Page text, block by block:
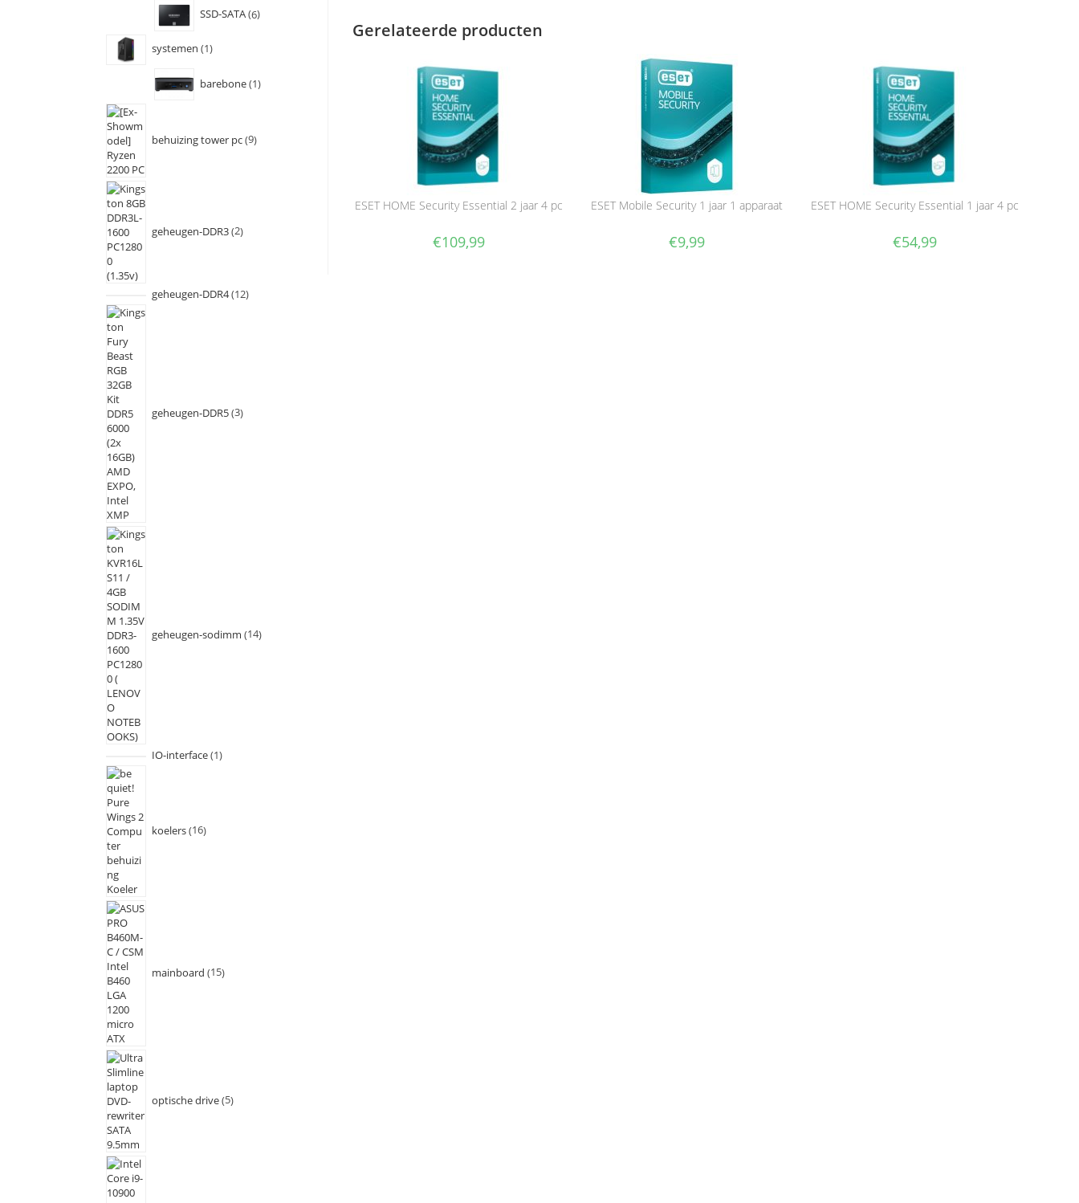
Gerelateerde producten
ESET HOME Security Essential 2 jaar 4 pc
€109,99
ESET Mobile Security 1 jaar 1 apparaat
€9,99
ESET HOME Security Essential 1 jaar 4 pc
€54,99
SSD-SATA 6
systemen 1
barebone 1
behuizing tower pc 9
geheugen-DDR3 2
geheugen-DDR4 12
geheugen-DDR5 3
geheugen-sodimm 14
IO-interface 1
koelers 16
mainboard 15
optische drive 5